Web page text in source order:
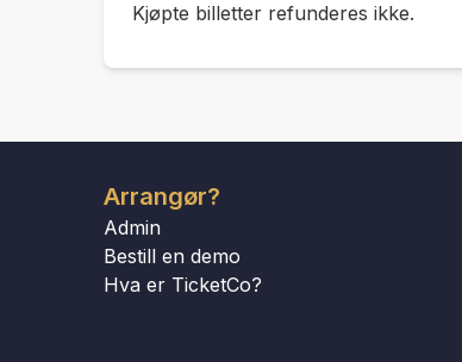
Kjøpte billetter refunderes ikke.
Arrangør?
Admin
Bestill en demo
Hva er TicketCo?